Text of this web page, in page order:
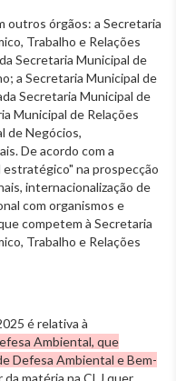
outros órgãos: a Secretaria
Trabalho e Relações
Secretaria Municipal de
a Secretaria Municipal de
Secretaria Municipal de
Municipal de Relações
de Negócios,
De acordo com a
na prospecção
internacionalização de
com organismos e
competem à Secretaria
Trabalho e Relações
é relativa à
Ambiental, que
Defesa Ambiental e Bem-
matéria na CLJ quer